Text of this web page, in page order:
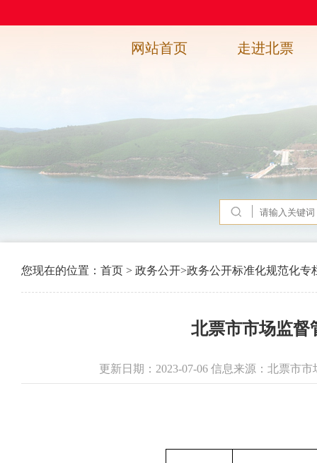
网站首页 走进北票
您现在的位置： 首页 > 政务公开>政务公开标准化规范化专
北票市市场监督
更新日期：2023-07-06 信息来源：北票市